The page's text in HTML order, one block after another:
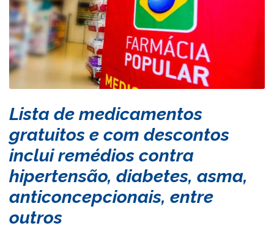
Lista de medicamentos
gratuitos e com descontos
inclui remédios contra
hipertensão, diabetes, asma,
anticoncepcionais, entre
outros